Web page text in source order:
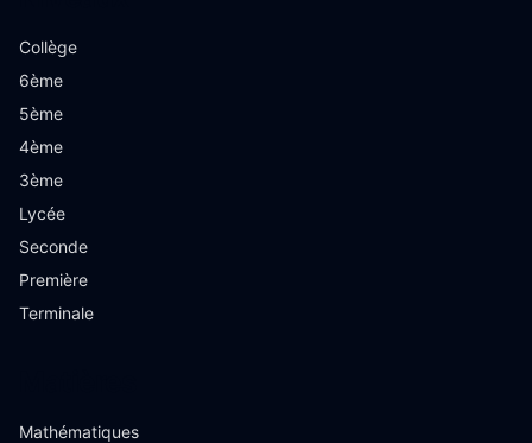
Collège
6ème
5ème
4ème
3ème
Lycée
Seconde
Première
Terminale
Mathématiques